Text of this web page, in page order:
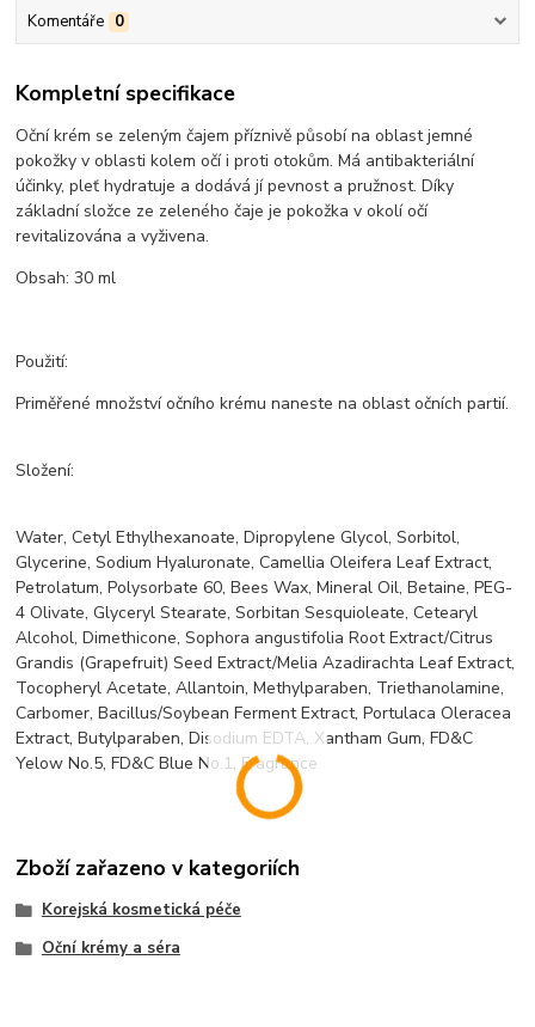
Komentáře 0
Kompletní specifikace
Oční krém se zeleným čajem příznivě působí na oblast jemné
pokožky v oblasti kolem očí i proti otokům. Má antibakteriální
účinky, pleť hydratuje a dodává jí pevnost a pružnost. Díky
základní složce ze zeleného čaje je pokožka v okolí očí
revitalizována a vyživena.
Obsah: 30 ml
Použití:
Priměřené množství očního krému naneste na oblast očních partií.
Složení:
Water, Cetyl Ethylhexanoate, Dipropylene Glycol, Sorbitol,
Glycerine, Sodium Hyaluronate, Camellia Oleifera Leaf Extract,
Petrolatum, Polysorbate 60, Bees Wax, Mineral Oil, Betaine, PEG-
4 Olivate, Glyceryl Stearate, Sorbitan Sesquioleate, Cetearyl
Alcohol, Dimethicone, Sophora angustifolia Root Extract/Citrus
Grandis (Grapefruit) Seed Extract/Melia Azadirachta Leaf Extract,
Tocopheryl Acetate, Allantoin, Methylparaben, Triethanolamine,
Carbomer, Bacillus/Soybean Ferment Extract, Portulaca Oleracea
Extract, Butylparaben, Disodium EDTA, Xantham Gum, FD&C
Yelow No.5, FD&C Blue No.1, Fragrance
Zboží zařazeno v kategoriích
Korejská kosmetická péče
Oční krémy a séra